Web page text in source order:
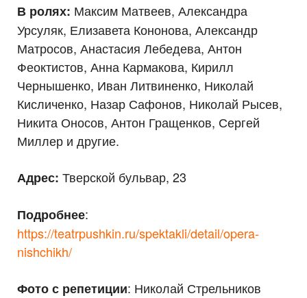
В ролях: Максим Матвеев, Александра
Урсуляк, Елизавета Кононова, Александр
Матросов, Анастасия Лебедева, Антон
Феоктистов, Анна Кармакова, Кирилл
Чернышенко, Иван Литвиненко, Николай
Кисличенко, Назар Сафонов, Николай Рысев,
Никита Оносов, Антон Гращенков, Сергей
Миллер и другие.
Адрес: Тверской бульвар, 23
Подробнее:
https://teatrpushkin.ru/spektakli/detail/opera-
nishchikh/
Фото с репетиции: Николай Стрельников